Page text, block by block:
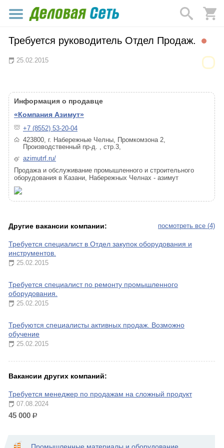
Требуется руководитель Отдел Продаж.
25.02.2015
Информация о продавце
«Компания Азимут»
+7 (8552) 53-20-04
423800, г. Набережные Челны, Промкомзона 2,
Производственный пр-д. , стр.3,
azimutrf.ru/
Продажа и обслуживание промышленного и строительного
оборудования в Казани, Набережных Челнах - азимут
посмотреть все (4)
Другие вакансии компании:
Требуется специалист в Отдел закупок оборудования и
инструментов.
25.02.2015
Требуется специалист по ремонту промышленного
оборудования.
25.02.2015
Требуются специалисты активных продаж. Возможно
обучение
25.02.2015
Вакансии других компаний:
Требуется менеджер по продажам на сложный продукт
07.08.2024
45 000 р.